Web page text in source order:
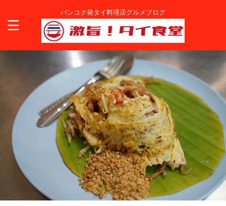
バンコク発タイ料理店グルメブログ